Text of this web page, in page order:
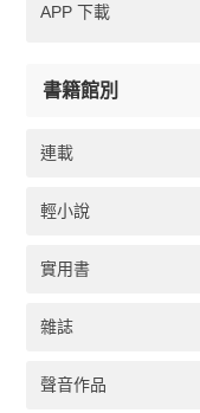
APP 下載
書籍館別
連載
輕小說
實用書
雜誌
聲音作品